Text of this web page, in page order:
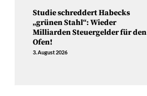
Studie schreddert Habecks
„grünen Stahl“: Wieder
Milliarden Steuergelder für den
Ofen!
3. August 2026